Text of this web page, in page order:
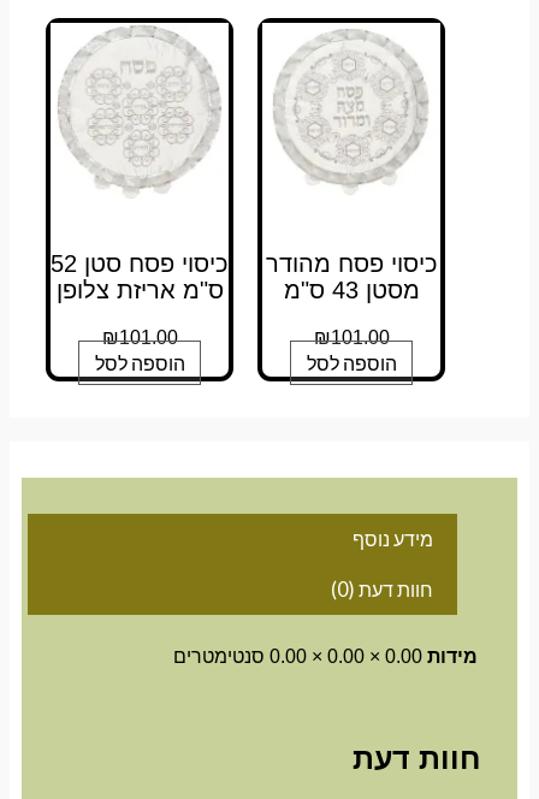
כיסוי פסח מהודר
מסטן 43 ס"מ
₪101.00
הוספה לסל
כיסוי פסח סטן 52
ס"מ אריזת צלופן
₪101.00
הוספה לסל
מידע נוסף
חוות דעת (0)
מידות 0.00 × 0.00 × 0.00 סנטימטרים
חוות דעת